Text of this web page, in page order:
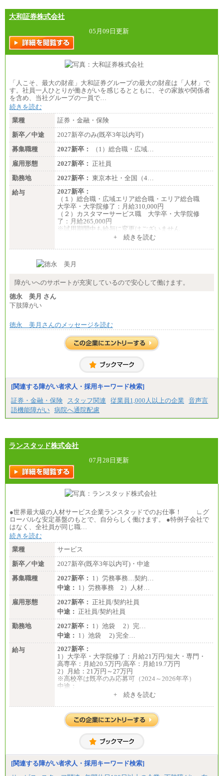
分県、長崎県、熊本県、宮崎県、鹿児島県、沖縄
県、福島県、山形県
◆パート・アルバイト
時給制：最低時給額 1,050円～ ※勤務地により異な
る。
【エアサーブ】
月給223,000円～
大和証券株式会社
05月09日更新
「人こそ、最大の財産」大和証券グループの最大の財産は「人材」で
す。社員一人ひとりが働きがいを感じるとともに、その家族や関係者
を含め、当社グループの一員で…
続きを読む
業種
証券・金融・保険
新卒／中途
2027新卒のみ(既卒3年以内可)
募集職種
2027新卒：
（1）総合職・広域…
雇用形態
2027新卒： 正社員
勤務地
2027新卒： 東京本社・全国（4…
給与
2027新卒：
（１）総合職・広域エリア総合職・エリア総合職
大学卒・大学院修了：月給310,000円
（２）カスタマーサービス職 大学卒・大学院修
了：月給265,000円
※試用期間中も給与に変更はございません
+ 続きを読む
障がいへのサポートが充実しているので安心して働けます。
徳永 美月 さん
下肢障がい
徳永 美月さんのメッセージを読む
[関連する障がい者求人・採用キーワード検索]
証券・金融・保険
スタッフ関連 従業員1,000人以上の企業
音声言
語機能障がい 病院へ通院配慮
ランスタッド株式会社
07月28日更新
●世界最大級の人材サービス企業ランスタッドでのお仕事！ ∟グ
ローバルな安定基盤のもとで、自分らしく働けます。 ●特例子会社で
はなく、全社員が同じ職…
続きを読む
業種
サービス
新卒／中途
2027新卒(既卒3年以内可)・中途
募集職種
2027新卒： 1）労務事務…契約…
中途： 1）労務事務 2）人材…
雇用形態
2027新卒： 正社員/契約社員
中途： 正社員/契約社員
勤務地
2027新卒： 1）池袋 2）完…
中途： 1）池袋 2) 完全…
給与
2027新卒：
1）大学卒・大学院修了：月給21万円/短大・専門・
高専卒：月給20.5万円/高卒：月給19.7万円
2）月給：21万円～27万円
※高校卒は既卒のみ応募可（2024～2026年卒）
中途：
1）月給：21万円～25万円+ 続きを読む
[関連する障がい者求人・採用キーワード検索]